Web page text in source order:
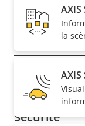
H.265
Description
de la
propriété
Prise en
Sécurité
la